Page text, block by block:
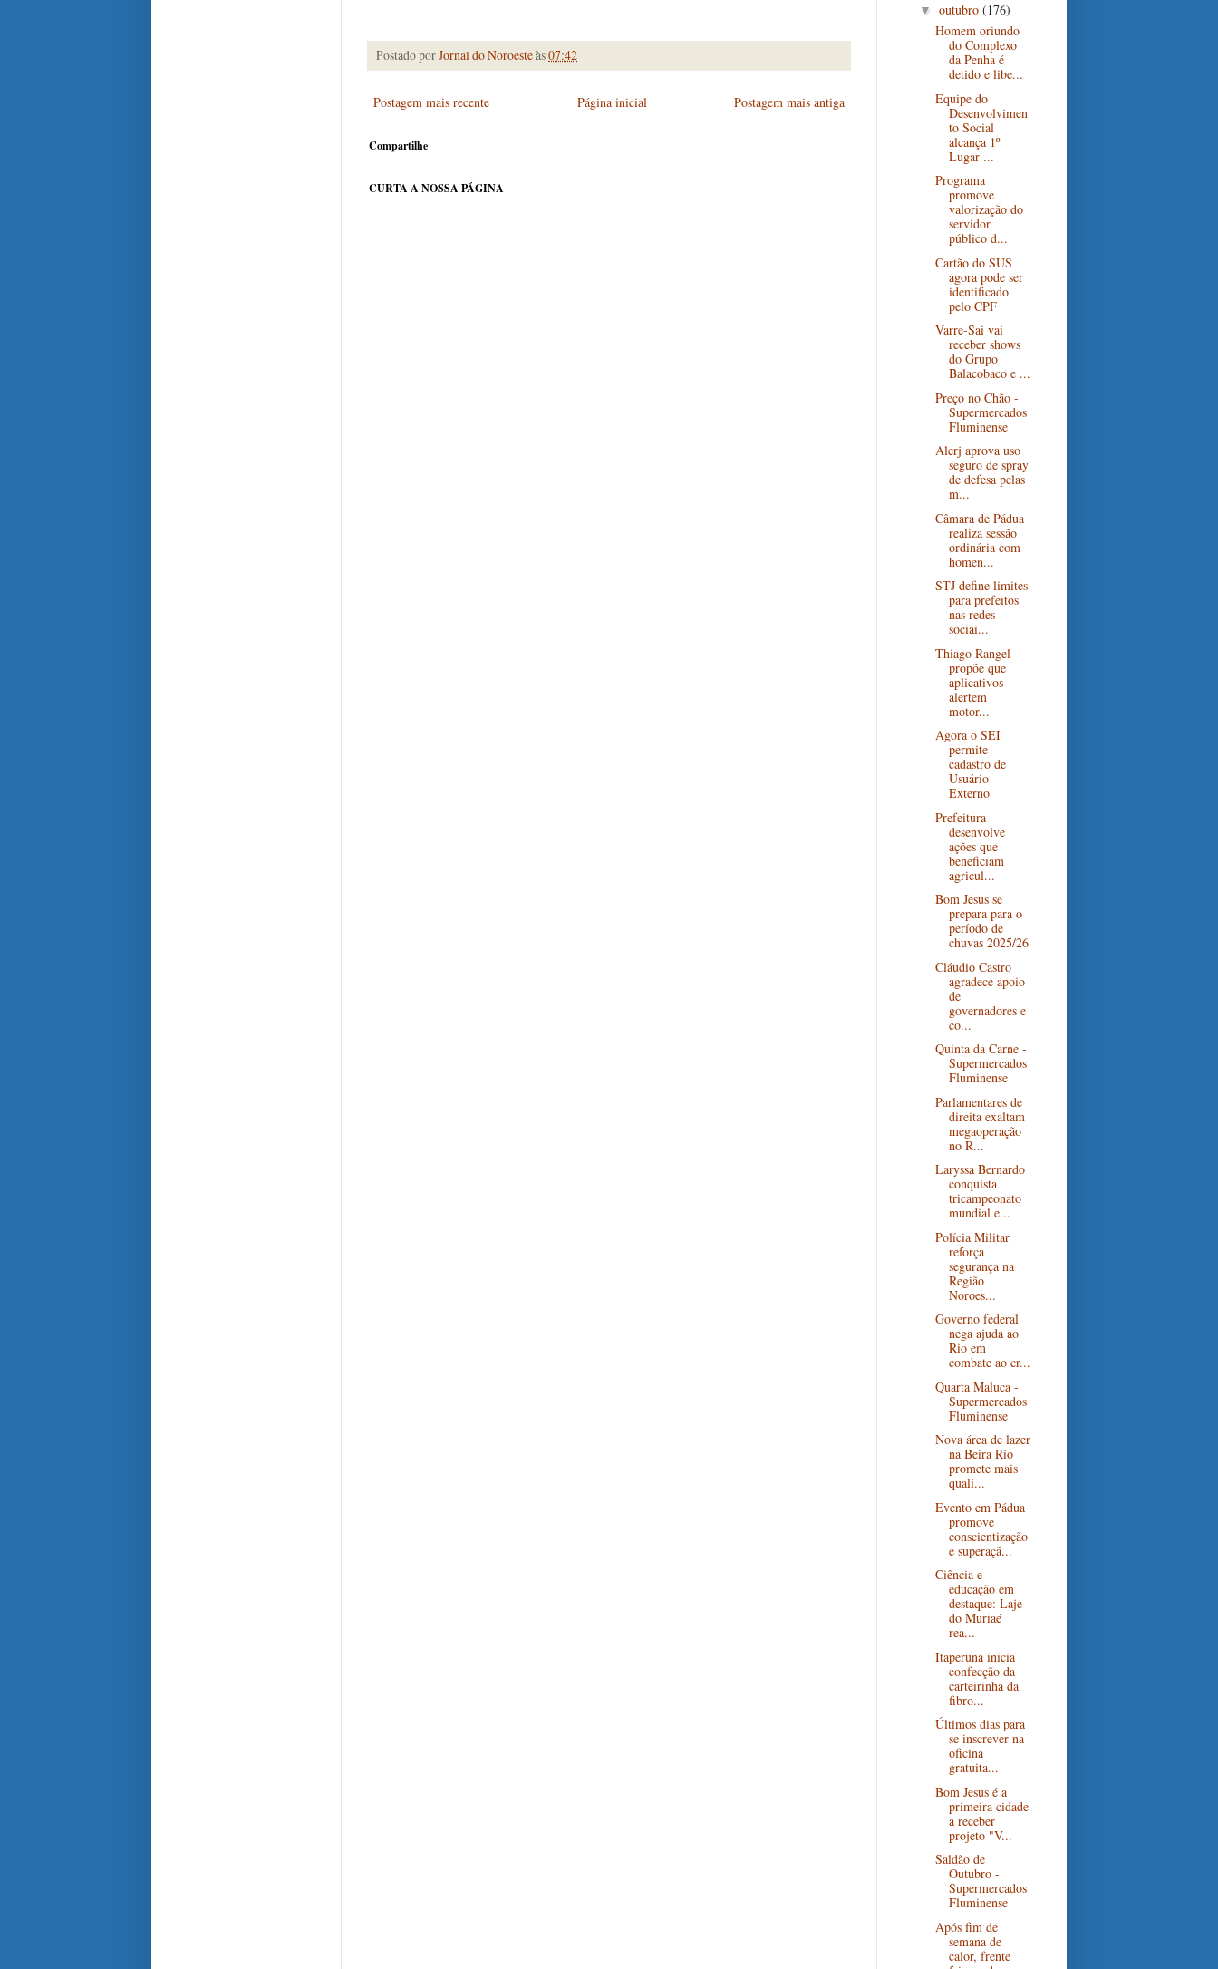
Postado porJornal do Noroesteàs07:42
Postagem mais recente Postagem mais antiga
Página inicial
Compartilhe
CURTA A NOSSA PÁGINA
▼ outubro (176)
Homem oriundo
do Complexo
da Penha é
detido e libe...
Equipe do
Desenvolvimen
to Social
alcança 1º
Lugar ...
Programa
promove
valorização do
servidor
público d...
Cartão do SUS
agora pode ser
identificado
pelo CPF
Varre-Sai vai
receber shows
do Grupo
Balacobaco e ...
Preço no Chão -
Supermercados
Fluminense
Alerj aprova uso
seguro de spray
de defesa pelas
m...
Câmara de Pádua
realiza sessão
ordinária com
homen...
STJ define limites
para prefeitos
nas redes
sociai...
Thiago Rangel
propõe que
aplicativos
alertem
motor...
Agora o SEI
permite
cadastro de
Usuário
Externo
Prefeitura
desenvolve
ações que
beneficiam
agricul...
Bom Jesus se
prepara para o
período de
chuvas 2025/26
Cláudio Castro
agradece apoio
de
governadores e
co...
Quinta da Carne -
Supermercados
Fluminense
Parlamentares de
direita exaltam
megaoperação
no R...
Laryssa Bernardo
conquista
tricampeonato
mundial e...
Polícia Militar
reforça
segurança na
Região
Noroes...
Governo federal
nega ajuda ao
Rio em
combate ao cr...
Quarta Maluca -
Supermercados
Fluminense
Nova área de lazer
na Beira Rio
promete mais
quali...
Evento em Pádua
promove
conscientização
e superaçã...
Ciência e
educação em
destaque: Laje
do Muriaé
rea...
Itaperuna inicia
confecção da
carteirinha da
fibro...
Últimos dias para
se inscrever na
oficina
gratuita...
Bom Jesus é a
primeira cidade
a receber
projeto "V...
Saldão de
Outubro -
Supermercados
Fluminense
Após fim de
semana de
calor, frente